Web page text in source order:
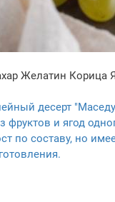
Желатин Корица
десерт
фруктов и ягод
по составу, но